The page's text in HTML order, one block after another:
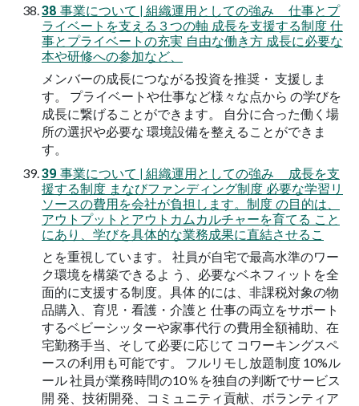
38 事業について | 組織運用としての強み 仕事とプ
ライベートを支える３つの軸 成長を支援する制度 仕
事とプライベートの充実 自由な働き方 成長に必要な
本や研修への参加など、
メンバーの成長につながる投資を推奨・ 支援しま
す。 プライベートや仕事など様々な点から の学びを
成長に繋げることができます。 自分に合った働く場
所の選択や必要な 環境設備を整えることができま
す。
39 事業について | 組織運用としての強み 成長を支
援する制度 まなびファンディング制度 必要な学習リ
ソースの費用を会社が負担します。制度 の目的は、
アウトプットとアウトカムカルチャーを育てる こと
にあり、学びを具体的な業務成果に直結させるこ
とを重視しています。 社員が自宅で最高水準のワー
ク環境を構築できるよ う、必要なベネフィットを全
面的に支援する制度。具体 的には、非課税対象の物
品購入、育児・看護・介護と 仕事の両立をサポート
するベビーシッターや家事代行 の費用全額補助、在
宅勤務手当、そして必要に応じて コワーキングスペ
ースの利用も可能です。 フルリモし放題制度 10%ル
ール 社員が業務時間の10％を独自の判断でサービス
開 発、技術開発、コミュニティ貢献、ボランティア